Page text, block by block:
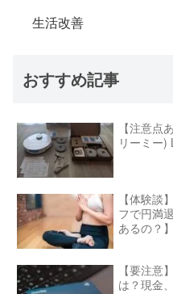
生活改善
おすすめ記事
【注意点
リーミー)
【体験談
フで円満
あるの？】
【要注意
は？現金